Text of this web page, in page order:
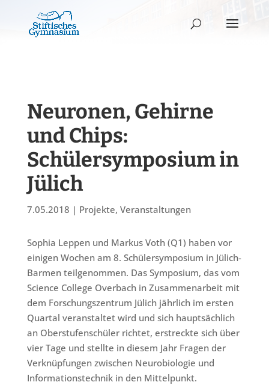
Neuronen, Gehirne
und Chips:
Schülersymposium in
Jülich
7.05.2018 | Projekte, Veranstaltungen
Sophia Leppen und Markus Voth (Q1) haben vor
einigen Wochen am 8. Schülersymposium in Jülich-
Barmen teilgenommen. Das Symposium, das vom
Science College Overbach in Zusammenarbeit mit
dem Forschungszentrum Jülich jährlich im ersten
Quartal veranstaltet wird und sich hauptsächlich
an Oberstufenschüler richtet, erstreckte sich über
vier Tage und stellte in diesem Jahr Fragen der
Verknüpfungen zwischen Neurobiologie und
Informationstechnik in den Mittelpunkt.